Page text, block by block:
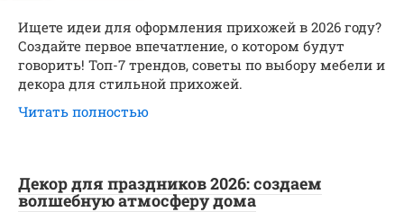
Ищете идеи для оформления прихожей в 2026 году?
Создайте первое впечатление, о котором будут
говорить! Топ-7 трендов, советы по выбору мебели и
декора для стильной прихожей.
Читать полностью
Декор для праздников 2026: создаем
волшебную атмосферу дома